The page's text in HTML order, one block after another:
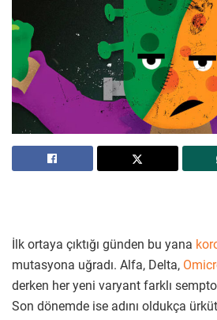
İlk ortaya çıktığı günden bu yana
mutasyona uğradı. Alfa, Delta,
derken her yeni varyant farklı
Son dönemde ise adını oldukça